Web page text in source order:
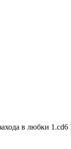
в любки